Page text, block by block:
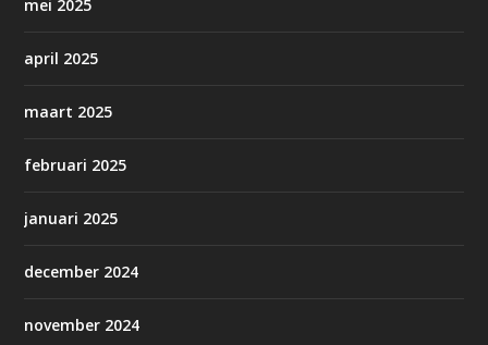
mei 2025
april 2025
maart 2025
februari 2025
januari 2025
december 2024
november 2024